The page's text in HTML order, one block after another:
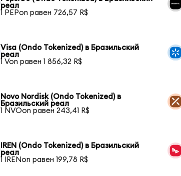
реал
1 PEPon равен 726,57 R$
Visa (Ondo Tokenized) в Бразильский
реал
1 Von равен 1 856,32 R$
Novo Nordisk (Ondo Tokenized) в
Бразильский реал
1 NVOon равен 243,41 R$
IREN (Ondo Tokenized) в Бразильский
реал
1 IRENon равен 199,78 R$